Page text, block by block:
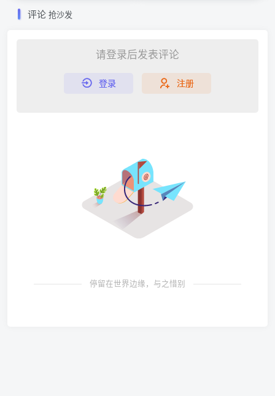
评论 抢沙发
请登录后发表评论
登录 注册
停留在世界边缘，与之惜别